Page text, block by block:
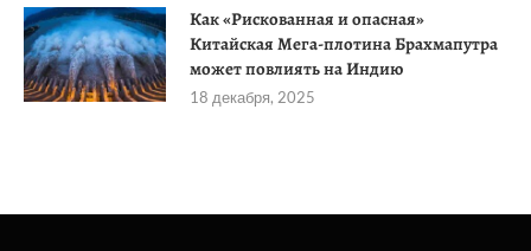
Как «Рискованная и опасная»
Китайская Мега-плотина Брахмапутра
может повлиять на Индию
18 декабря, 2025